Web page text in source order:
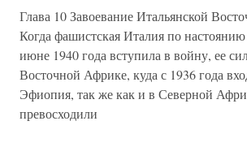
Глава 10 Завоевание Итальянской
Когда фашистская Италия по
июне 1940 года вступила в войну, ее
Восточной Африке, куда с 1936 года
Эфиопия, так же как и в Северной
превосходили